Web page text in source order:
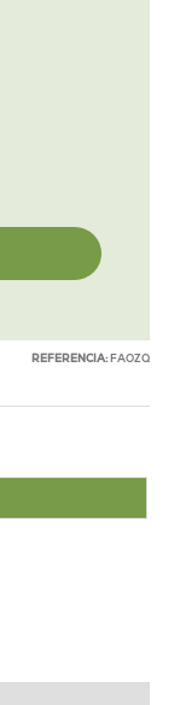
REFERENCIA: FAOZQ